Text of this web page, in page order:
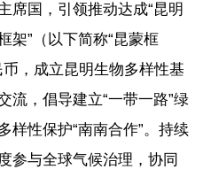
席国，引领推动达成“昆明
”（以下简称“昆蒙框
，成立昆明生物多样性基
流，倡导建立“一带一路”绿
样性保护“南南合作”。持续
参与全球气候治理，协同